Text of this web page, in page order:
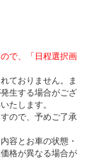
で、「日程選択画
ておりません。ま
生する場合がござ
たします。
ので、予めご了承
容とお車の状態・
格が異なる場合が